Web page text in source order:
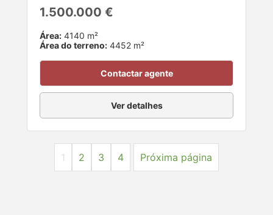
1.500.000 €
Área: 4140 m²
Área do terreno: 4452 m²
Contactar agente
Ver detalhes
1 2 3 4 Próxima página